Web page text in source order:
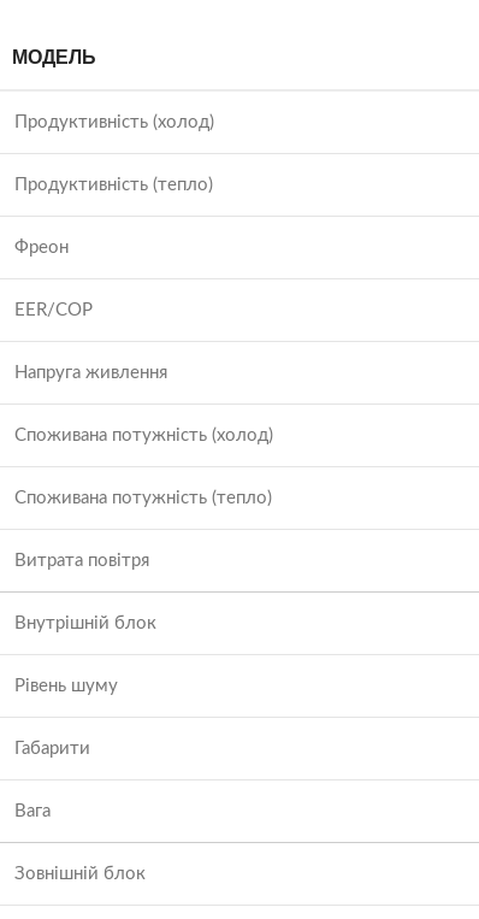
МОДЕЛЬ
Продуктивність (холод)
Продуктивність (тепло)
Фреон
EER/COP
Напруга живлення
Споживана потужність (холод)
Споживана потужність (тепло)
Витрата повітря
Внутрішній блок
Рівень шуму
Габарити
Вага
Зовнішній блок